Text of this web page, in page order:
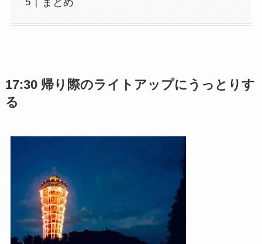
17:30 帰り際のライトアップにうっとりす
る